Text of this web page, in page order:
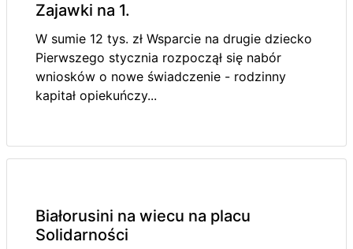
Zajawki na 1.
W sumie 12 tys. zł Wsparcie na drugie dziecko
Pierwszego stycznia rozpoczął się nabór
wniosków o nowe świadczenie - rodzinny
kapitał opiekuńczy...
Białorusini na wiecu na placu
Solidarności